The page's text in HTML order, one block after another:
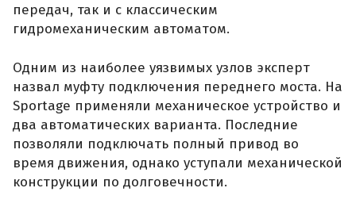
передач, так и с классическим
гидромеханическим автоматом.
Одним из наиболее уязвимых узлов эксперт
назвал муфту подключения переднего моста. На
Sportage применяли механическое устройство и
два автоматических варианта. Последние
позволяли подключать полный привод во
время движения, однако уступали механической
конструкции по долговечности.